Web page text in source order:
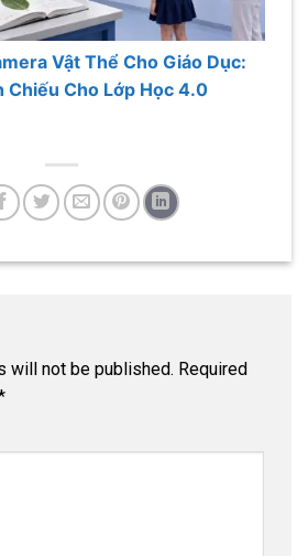
Vật Thể Cho Giáo Dục:
Chiếu Cho Lớp Học 4.0
will not be published. Required